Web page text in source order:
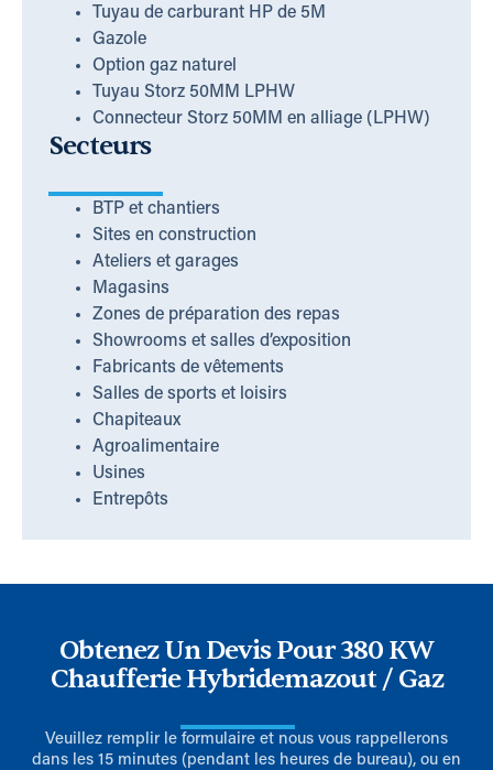
Tuyau de carburant HP de 5M
Gazole
Option gaz naturel
Tuyau Storz 50MM LPHW
Connecteur Storz 50MM en alliage (LPHW)
Secteurs
BTP et chantiers
Sites en construction
Ateliers et garages
Magasins
Zones de préparation des repas
Showrooms et salles d’exposition
Fabricants de vêtements
Salles de sports et loisirs
Chapiteaux
Agroalimentaire
Usines
Entrepôts
Obtenez Un Devis Pour 380 KW
Chaufferie Hybridemazout / Gaz
Veuillez remplir le formulaire et nous vous rappellerons
dans les 15 minutes (pendant les heures de bureau), ou en